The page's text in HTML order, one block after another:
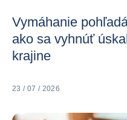
Vymáhanie
ako sa vyhnúť
krajine
23 / 07 / 2026